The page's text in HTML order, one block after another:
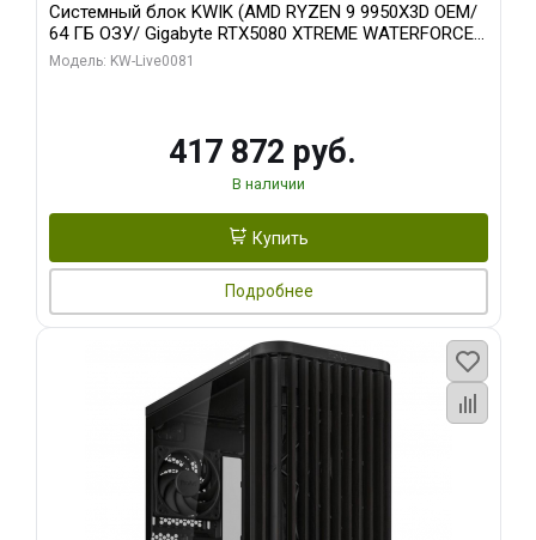
Системный блок KWIK (AMD RYZEN 9 9950X3D OEM/
64 ГБ ОЗУ/ Gigabyte RTX5080 XTREME WATERFORCE
16GB GDDR7 256bit/ 1 ТБ SSD)
Модель: KW-Live0081
417 872 руб.
В наличии
Купить
Подробнее